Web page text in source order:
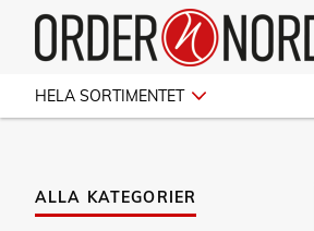
HELA SORTIMENTET
ALLA KATEGORIER